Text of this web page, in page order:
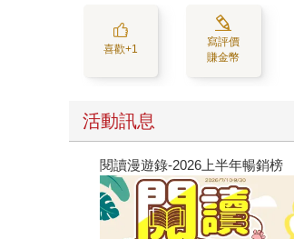
喜歡+1
寫評價
賺金幣
活動訊息
閱讀漫遊錄-2026上半年暢銷榜